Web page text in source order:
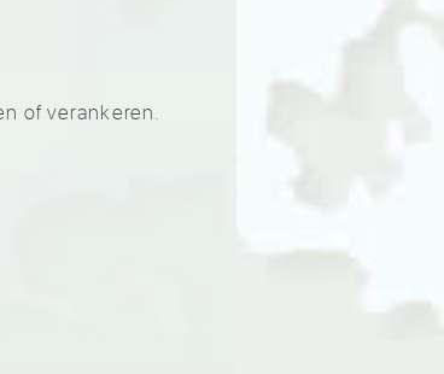
of verankeren.